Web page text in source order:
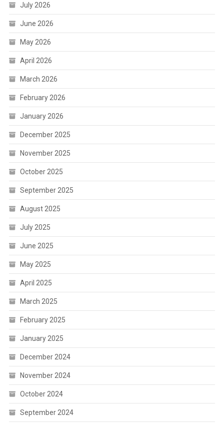
July 2026
June 2026
May 2026
April 2026
March 2026
February 2026
January 2026
December 2025
November 2025
October 2025
September 2025
August 2025
July 2025
June 2025
May 2025
April 2025
March 2025
February 2025
January 2025
December 2024
November 2024
October 2024
September 2024